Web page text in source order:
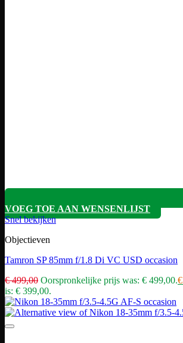
VOEG TOE AAN WENSENLIJST
Snel bekijken
Objectieven
Tamron SP 85mm f/1.8 Di VC USD occasion
€499,00 Oorspronkelijke prijs was: € 499,00.€
is: € 399,00.